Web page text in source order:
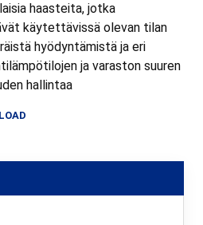
haasteita, jotka
käytettävissä olevan tilan
hyödyntämistä ja eri
ja varaston suuren
hallintaa